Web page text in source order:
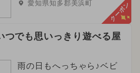
愛知県知多郡美浜町 クーポン
つでも思いっきり遊べる屋
雨の日もへっちゃら♪ベビ